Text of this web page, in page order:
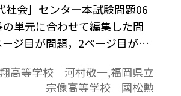
社会］センター本試験問題06
単元に合わせて編集した問
ジ目が問題，2ページ目が解
高等学校 河村敬一,福岡県立
宗像高等学校 國松勲